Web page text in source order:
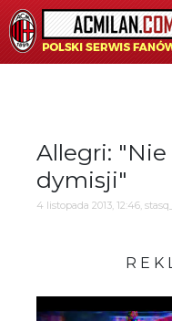
Allegri:
dymisji"
4 listopada 2013, 12:46,
R E K